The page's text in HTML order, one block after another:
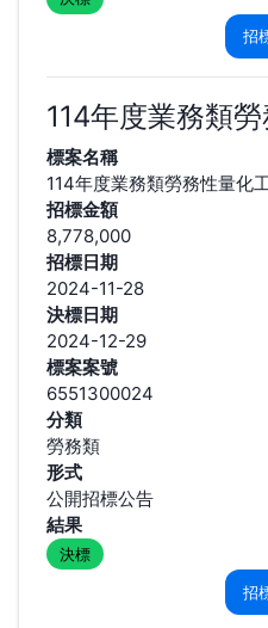
招
114年度業務類
標案名稱
114年度業務類勞務性量化
招標金額
8,778,000
招標日期
2024-11-28
決標日期
2024-12-29
標案案號
6551300024
分類
勞務類
形式
公開招標公告
結果
決標
招